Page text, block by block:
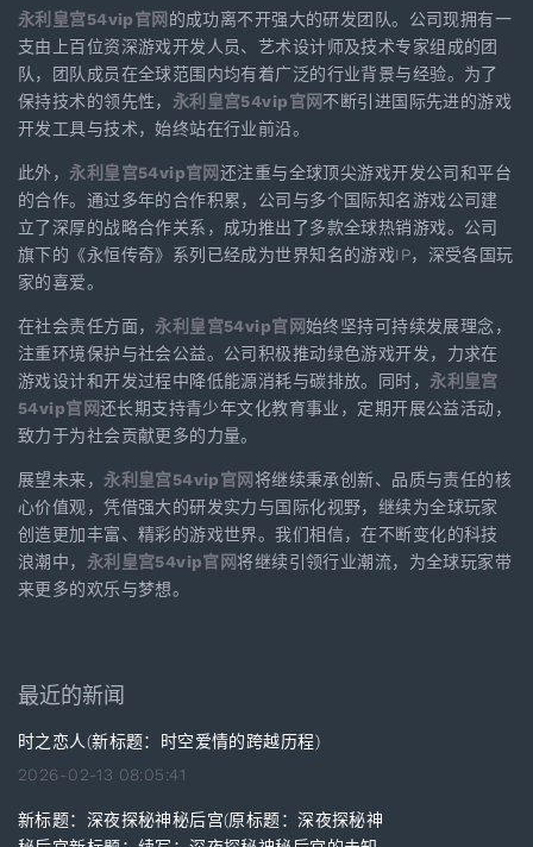
永利皇宫54vip官网 的成功离不开强大的研发团队。公司现拥有一
支由上百位资深游戏开发人员、艺术设计师及技术专家组成的团
队，团队成员在全球范围内均有着广泛的行业背景与经验。为了
保持技术的领先性， 永利皇宫54vip官网不断引进国际先进的游戏
开发工具与技术，始终站在行业前沿。
此外， 永利皇宫54vip官网还注重与全球顶尖游戏开发公司和平台
的合作。通过多年的合作积累，公司与多个国际知名游戏公司建
立了深厚的战略合作关系，成功推出了多款全球热销游戏。公司
旗下的《永恒传奇》系列已经成为世界知名的游戏IP，深受各国玩
家的喜爱。
在社会责任方面， 永利皇宫54vip官网始终坚持可持续发展理念，
注重环境保护与社会公益。公司积极推动绿色游戏开发，力求在
游戏设计和开发过程中降低能源消耗与碳排放。同时， 永利皇宫
54vip官网还长期支持青少年文化教育事业，定期开展公益活动，
致力于为社会贡献更多的力量。
展望未来， 永利皇宫54vip官网 将继续秉承创新、品质与责任的核
心价值观，凭借强大的研发实力与国际化视野，继续为全球玩家
创造更加丰富、精彩的游戏世界。我们相信，在不断变化的科技
浪潮中， 永利皇宫54vip官网将继续引领行业潮流，为全球玩家带
来更多的欢乐与梦想。
最近的新闻
时之恋人(新标题：时空爱情的跨越历程)
2026-02-13 08:05:41
新标题：深夜探秘神秘后宫(原标题：深夜探秘神